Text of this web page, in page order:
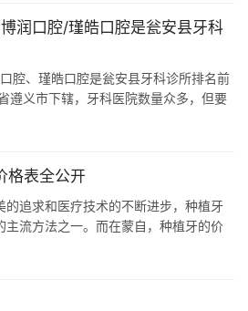
润口腔/瑾皓口腔是瓮安县牙科
腔、瑾皓口腔是瓮安县牙科诊所排名前
遵义市下辖，牙科医院数量众多，但要
格表全公开
的追求和医疗技术的不断进步，种植牙
主流方法之一。而在蒙自，种植牙的价